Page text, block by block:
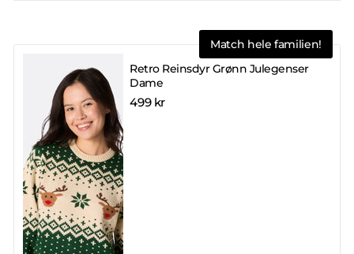
Match hele familien!
Retro Reinsdyr Grønn Julegenser
Dame
499 kr